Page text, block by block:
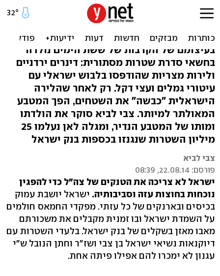
השטרות הישראליים הגנוזים
של עזה והגדה
בעיצומם של הקרבות של ששת הימים נולדה
בחשאי סדרת שטרות מסתורית: דינרים ירדניים
ולירות מצריות שהודפסו בלבוש ישראלי עם
עיטורי גמלים ועצי דקל. רק לאחר שהלירה
הישראלית "כבשה" את השטחים, הפך המטבע
המאולתר למיותר. צבי לביא סוקר את הולדתו
ומותו של המטבע הנדיר, ומגלה לאן נעלמו 25
מיליון השטרות שנגנזו בכספות בנק ישראל
צבי לביא
פורסם: 22.08.14, 08:39
ישראל לא צריכה את הטנקים של צה"ל כדי להפגין
נוכחות בחוצות עזה וסביבותיה. ישראל יושבת עמוק
בכיסים ובארנקים של כל עזתי. מפקדי החמאס חולמים
על השמדת ישראל ובו זמנית מקבלים את משכורתם
מאבו מאזן בשקלים של בנק ישראל. בלעדי השטרות עם
דיוקנאות נשיאי ישראל בן צבי ושז"ר וחתן הנובל ש"י
עגנון לא ימכרו להם אפילו פיתה אחת.